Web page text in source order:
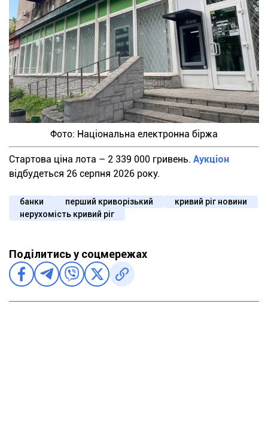
Фото: Національна електронна біржа
Стартова ціна лота – 2 339 000 гривень. Аукціон
відбудеться 26 серпня 2026 року.
банки перший криворізький
кривий ріг новини
нерухомість кривий ріг
Поділитись у соцмережах